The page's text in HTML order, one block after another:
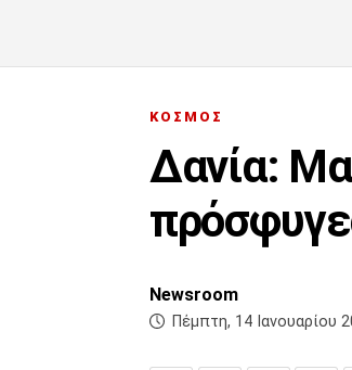
ΚΟΣΜΟΣ
Δανία:
Newsroom
Πέμπτη, 14 Ιανουαρίου